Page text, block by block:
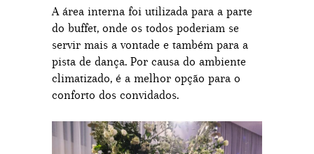
A área interna foi utilizada para a parte
do buffet, onde os todos poderiam se
servir mais a vontade e também para a
pista de dança. Por causa do ambiente
climatizado, é a melhor opção para o
conforto dos convidados.